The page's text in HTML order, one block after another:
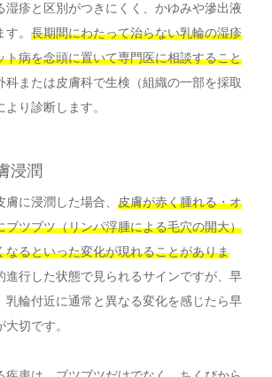
湿疹と区別がつきにくく、かゆみや滲出液
。 長期間にわたって治らない乳輪の湿疹
ト病を念頭に置いて専門医に相談すること
科または皮膚科で生検（組織の一部を採取
り診断します。
浸潤
に浸潤した場合、 皮膚が赤く腫れる・オ
ブツブツ（リンパ浮腫による毛穴の開大）
なるといった変化が現れることがありま
進行した状態で見られるサインですが、早
乳輪付近に通常と異なる変化を感じたら早
切です。